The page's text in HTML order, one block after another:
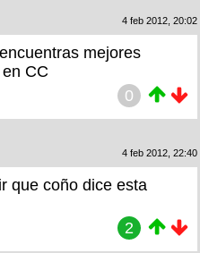
4 feb 2012, 20:02
mejores
CC
0
4 feb 2012, 22:40
que coño dice esta
2